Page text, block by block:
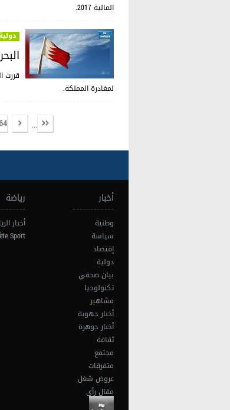
المالية 2017.
لمغادرة المملكة.
...
أخبار
وطنية
سياسة
إقتصاد
دولية
بيان صحفي
تكنولوجيا
مشاهير
أخبار جهوية
أخبار جوهرة
ثقافة
مجتمع
متفرقات
عروض شغل
مقال رأي
رياضة
أخبار
Sport